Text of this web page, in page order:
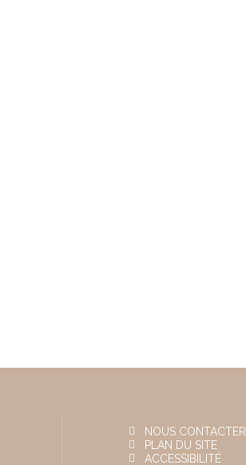
NOUS CONTACTER
PLAN DU SITE
ACCESSIBILITÉ